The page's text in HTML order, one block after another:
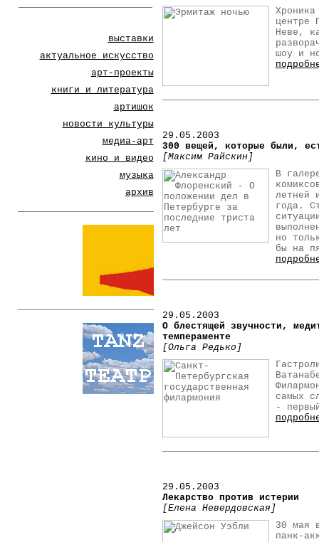
выставки
актуальное искусство
арт-проекты
книги и литература
артишок
новости культуры
медиа-арт
кино и видео
музыка
архив
центре
Неве,
шоу и
29.05.2003
300 вещей, которые были,
[Максим Райскин]
В
летней
года.
но
бы на
29.05.2003
О блестящей звучности,
темпераменте
[Ольга Редько]
самых
-
29.05.2003
Лекарство против истерии
[Елена Невердовская]
30 мая
панк-